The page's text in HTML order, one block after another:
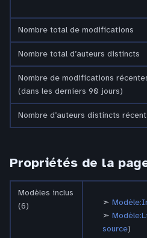
Nombre total de modifications
Nombre total d’auteurs distincts
Nombre de modifications
(dans les derniers 90 jours)
Nombre d’auteurs distincts
Propriétés de la
Modèles inclus
(6)
source)